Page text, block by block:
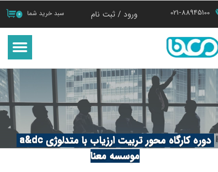
021-88945100 ۰ سبد خرید شما ورود / ثبت نام
تغییر گذر واژه
سفارشات
خروج از حساب کاربری
​دوره کارگاه محور تربیت ارزیاب با متدلوژی a&dc
موسسه معنا